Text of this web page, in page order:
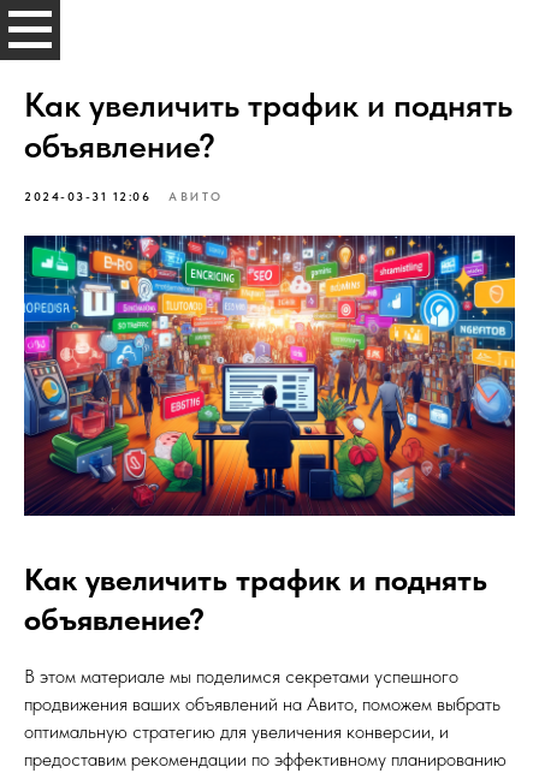
Как увеличить трафик и поднять
объявление?
2024-03-31 12:06 АВИТО
Как увеличить трафик и поднять
объявление?
В этом материале мы поделимся секретами успешного
продвижения ваших объявлений на Авито, поможем выбрать
оптимальную стратегию для увеличения конверсии, и
предоставим рекомендации по эффективному планированию